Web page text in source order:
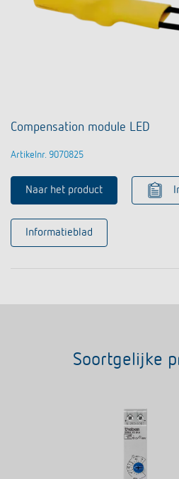
Compensation module LED
Artikelnr. 9070825
Naar het product
Informatieblad
Soortgelijke